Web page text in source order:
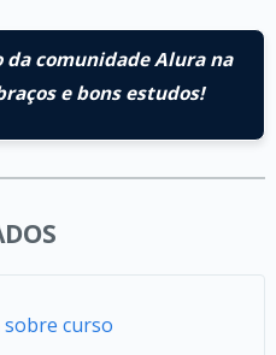
da comunidade Alura na
e bons estudos!
curso